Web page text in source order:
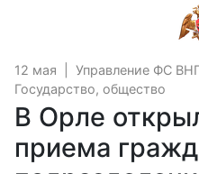
12 мая Управление ФС
Государство, общество
В Орле
приема